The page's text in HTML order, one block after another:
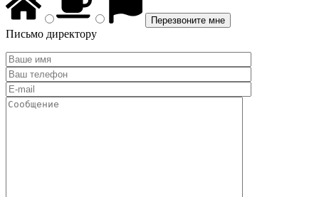
Письмо директору